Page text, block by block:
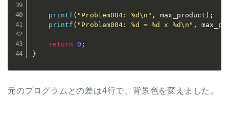
printf ( "Problem004: %d\n" , max_product ) ;
printf ( "Problem004: %d = %d x %d\n" ,
return 0 ;
}
元のプログラムとの差は4行で、背景色を変えました。